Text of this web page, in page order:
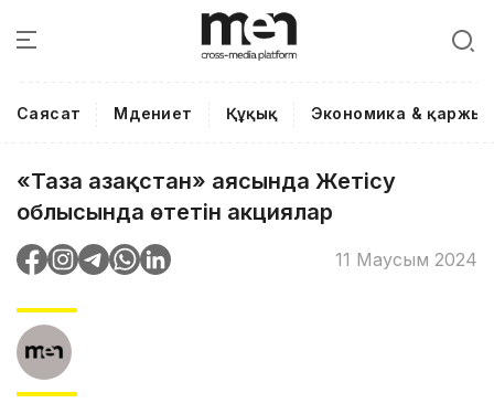
Саясат Мәдениет Құқық Экономика & қаржы
«Таза Қазақстан» аясында Жетісу
облысында өтетін акциялар
11 Маусым 2024